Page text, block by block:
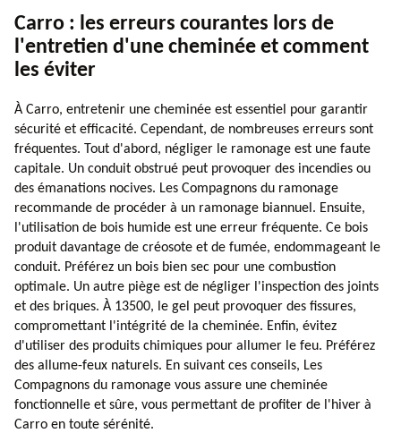
Carro : les erreurs courantes lors de
l'entretien d'une cheminée et comment
les éviter
À Carro, entretenir une cheminée est essentiel pour garantir
sécurité et efficacité. Cependant, de nombreuses erreurs sont
fréquentes. Tout d'abord, négliger le ramonage est une faute
capitale. Un conduit obstrué peut provoquer des incendies ou
des émanations nocives. Les Compagnons du ramonage
recommande de procéder à un ramonage biannuel. Ensuite,
l'utilisation de bois humide est une erreur fréquente. Ce bois
produit davantage de créosote et de fumée, endommageant le
conduit. Préférez un bois bien sec pour une combustion
optimale. Un autre piège est de négliger l'inspection des joints
et des briques. À 13500, le gel peut provoquer des fissures,
compromettant l'intégrité de la cheminée. Enfin, évitez
d'utiliser des produits chimiques pour allumer le feu. Préférez
des allume-feux naturels. En suivant ces conseils, Les
Compagnons du ramonage vous assure une cheminée
fonctionnelle et sûre, vous permettant de profiter de l'hiver à
Carro en toute sérénité.